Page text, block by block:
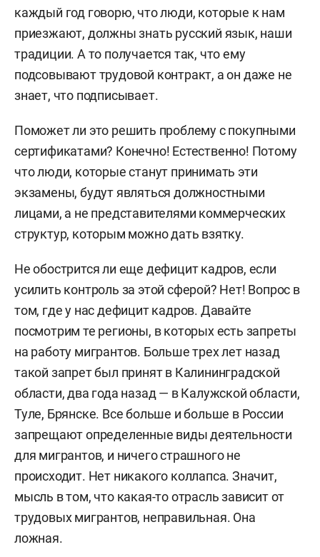
каждый год говорю, что люди, которые к нам
приезжают, должны знать русский язык, наши
традиции. А то получается так, что ему
подсовывают трудовой контракт, а он даже не
знает, что подписывает.
Поможет ли это решить проблему с покупными
сертификатами? Конечно! Естественно! Потому
что люди, которые станут принимать эти
экзамены, будут являться должностными
лицами, а не представителями коммерческих
структур, которым можно дать взятку.
Не обострится ли еще дефицит кадров, если
усилить контроль за этой сферой? Нет! Вопрос в
том, где у нас дефицит кадров. Давайте
посмотрим те регионы, в которых есть запреты
на работу мигрантов. Больше трех лет назад
такой запрет был принят в Калининградской
области, два года назад — в Калужской области,
Туле, Брянске. Все больше и больше в России
запрещают определенные виды деятельности
для мигрантов, и ничего страшного не
происходит. Нет никакого коллапса. Значит,
мысль в том, что какая-то отрасль зависит от
трудовых мигрантов, неправильная. Она
ложная.